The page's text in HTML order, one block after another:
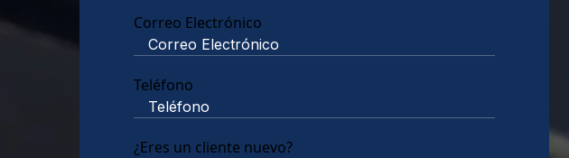
Correo Electrónico
Teléfono
¿Eres un cliente nuevo?